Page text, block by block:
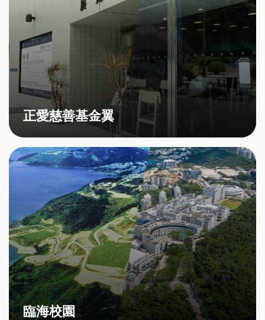
正愛慈善基金翼
臨海校園